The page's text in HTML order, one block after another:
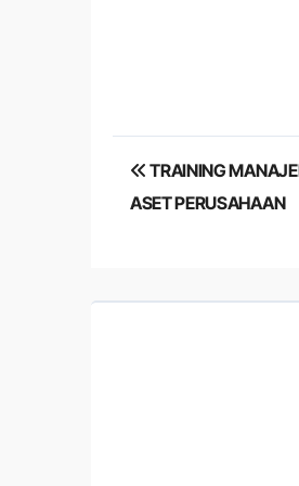
Post
navigation
TRAINING
ASET PERUSAHAAN